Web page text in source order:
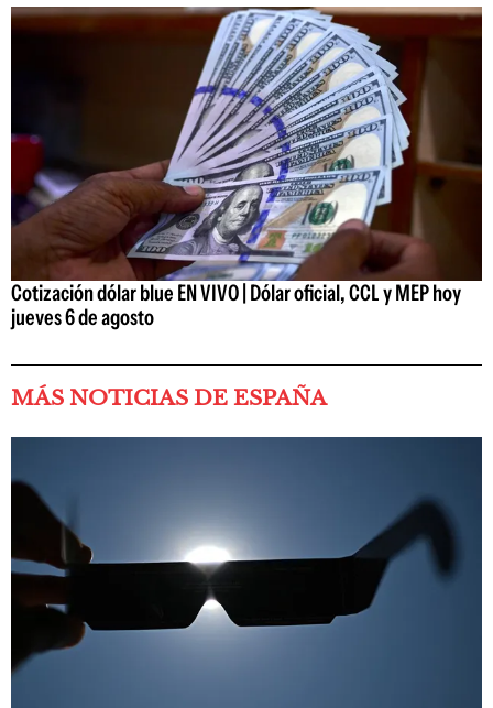
Cotización dólar blue EN VIVO | Dólar oficial, CCL y MEP hoy
jueves 6 de agosto
MÁS NOTICIAS DE ESPAÑA